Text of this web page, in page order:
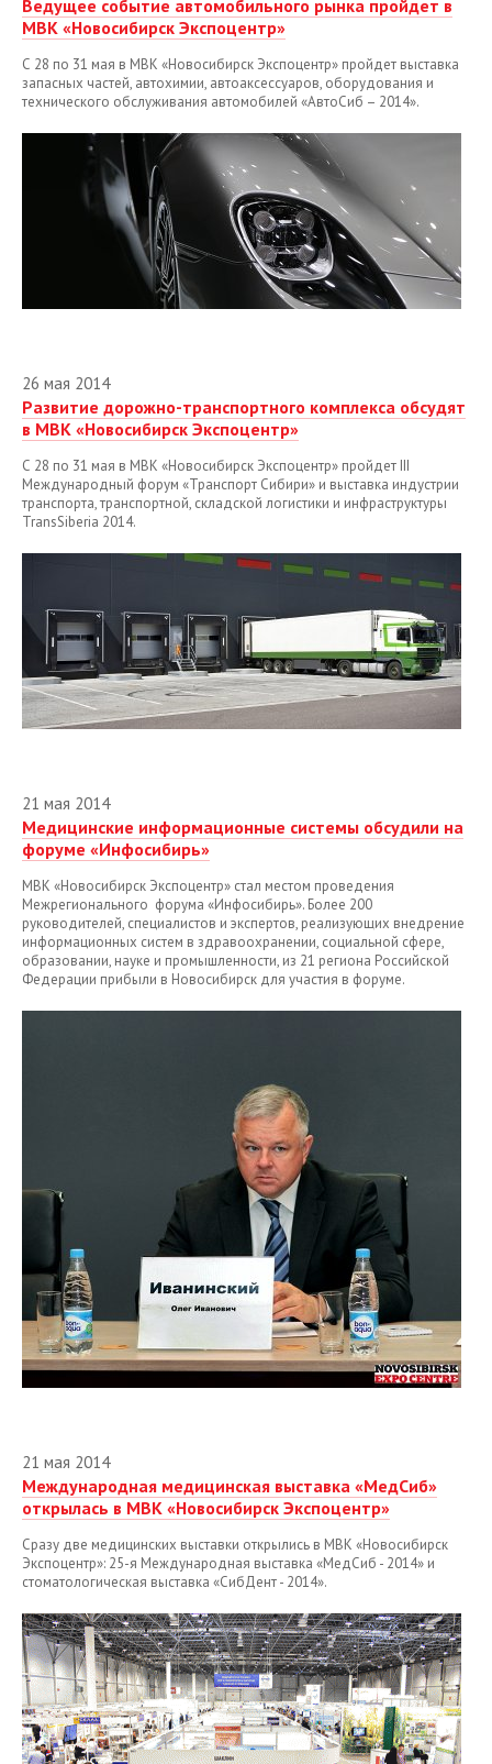
Ведущее событие автомобильного рынка пройдет в
МВК «Новосибирск Экспоцентр»
С 28 по 31 мая в МВК «Новосибирск Экспоцентр» пройдет выставка
запасных частей, автохимии, автоаксессуаров, оборудования и
технического обслуживания автомобилей «АвтоСиб – 2014».
26 мая 2014
Развитие дорожно-транспортного комплекса обсудят
в МВК «Новосибирск Экспоцентр»
С 28 по 31 мая в МВК «Новосибирск Экспоцентр» пройдет III
Международный форум «Транспорт Сибири» и выставка индустрии
транспорта, транспортной, складской логистики и инфраструктуры
TransSiberia 2014.
21 мая 2014
Медицинские информационные системы обсудили на
форуме «Инфосибирь»
МВК «Новосибирск Экспоцентр» стал местом проведения
Межрегионального форума «Инфосибирь». Более 200
руководителей, специалистов и экспертов, реализующих внедрение
информационных систем в здравоохранении, социальной сфере,
образовании, науке и промышленности, из 21 региона Российской
Федерации прибыли в Новосибирск для участия в форуме.
21 мая 2014
Международная медицинская выставка «МедСиб»
открылась в МВК «Новосибирск Экспоцентр»
Сразу две медицинских выставки открылись в МВК «Новосибирск
Экспоцентр»: 25-я Международная выставка «МедСиб - 2014» и
стоматологическая выставка «СибДент - 2014».